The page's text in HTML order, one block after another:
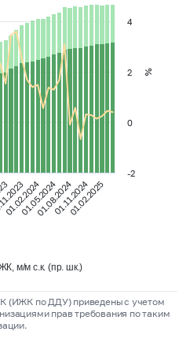
%
01.02.202401.08.202401.02.2025
01.05.202401.11.2024
-2
0
2
4
м/м с.к. (пр. шк.)
(ИЖК по ДДУ) приведены с учетом
прав требования по таким